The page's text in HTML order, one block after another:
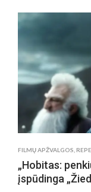
FILMŲ APŽVALGOS
„Hobitas:
įspūdinga